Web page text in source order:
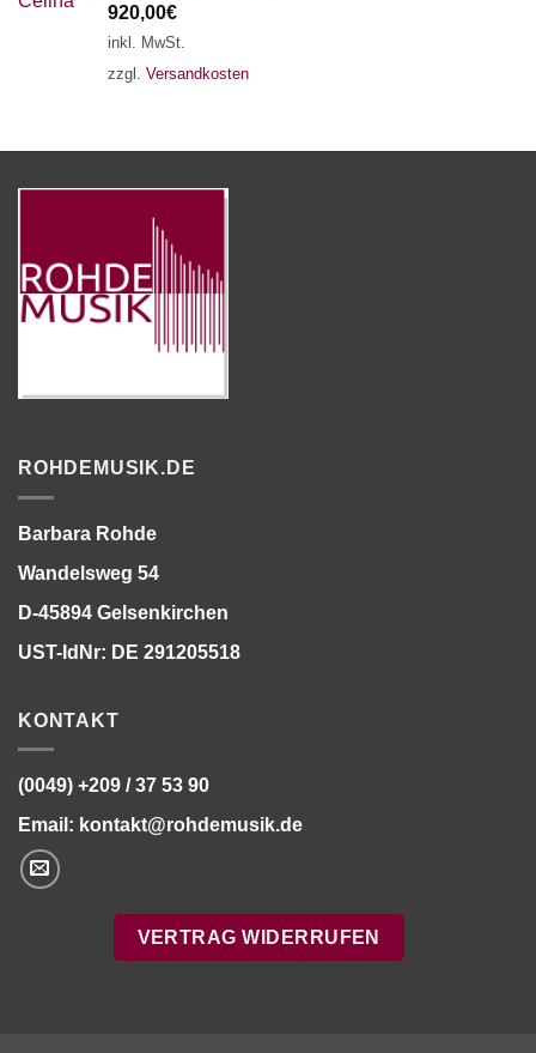
920,00€
inkl. MwSt.
zzgl. Versandkosten
ROHDEMUSIK.DE
Barbara Rohde
Wandelsweg 54
D-45894 Gelsenkirchen
UST-IdNr: DE 291205518
KONTAKT
(0049) +209 / 37 53 90
Email: kontakt@rohdemusik.de
VERTRAG WIDERRUFEN